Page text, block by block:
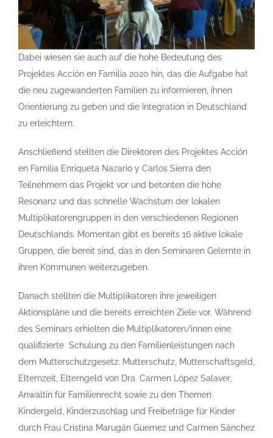
Dabei wiesen sie auch auf die hohe Bedeutung des
Projektes Acción en Familia 2020 hin, das die Aufgabe hat
die neu zugewanderten Familien zu informieren, ihnen
Orientierung zu geben und die Integration in Deutschland
zu erleichtern.
Anschließend stellten die Direktoren des Projektes Acción
en Familia Enriqueta Nazario y Carlos Sierra den
Teilnehmern das Projekt vor und betonten die hohe
Resonanz und das schnelle Wachstum der lokalen
Multiplikatorengruppen in den verschiedenen Regionen
Deutschlands. Momentan gibt es bereits 16 aktive lokale
Gruppen, die bereit sind, das in den Seminaren Gelernte in
ihren Kommunen weiterzugeben.
Danach stellten die Multiplikatoren ihre jeweiligen
Aktionspläne und die bereits erreichten Ziele vor. Während
des Seminars erhielten die Multiplikatoren/innen eine
qualifizierte Schulung zu den Familienleistungen nach
dem Mutterschutzgesetz: Mutterschutz, Mutterschaftsgeld,
Elternzeit, Elterngeld von Dra. Carmen López Salaver,
Anwältin für Familienrecht sowie zu den Themen
Kindergeld, Kinderzuschlag und Freibeträge für Kinder
durch Frau Cristina Marugán Güemez und Carmen Sánchez